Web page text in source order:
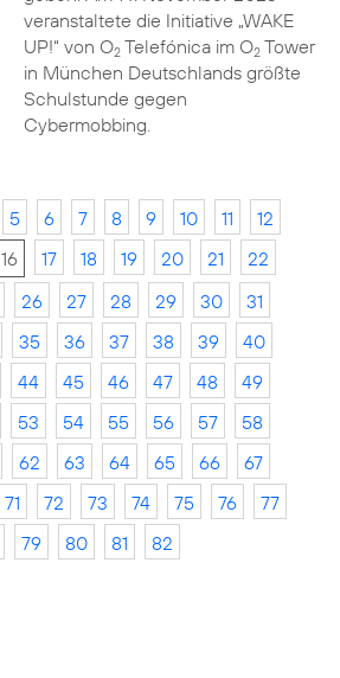
veranstaltete die Initiative „WAKE
UP!“ von O2Telefónica im O2Tower
in München Deutschlands größte
Schulstunde gegen
Cybermobbing.
5 6 7 8 9 10 11
12
16 17 18 19 20 21
22
26 27 28 29 30
31
35 36 37 38 39
40
44 45 46 47 48
49
53 54 55 56 57
58
62 63 64 65 66
67
71 72 73 74 75 76
77
79 80 81 82